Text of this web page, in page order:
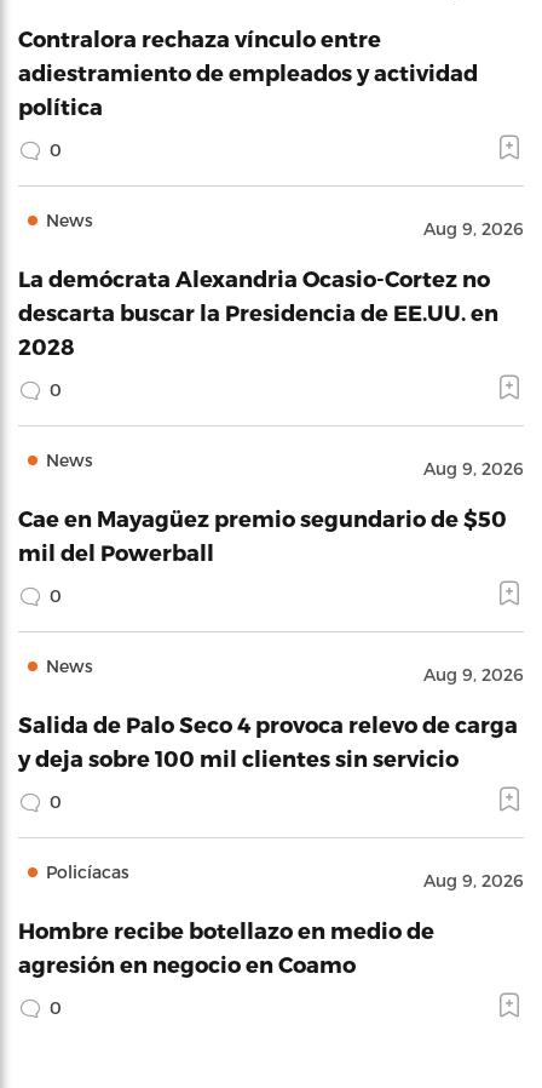
Contralora rechaza vínculo entre
adiestramiento de empleados y actividad
política
0
News Aug 9, 2026
La demócrata Alexandria Ocasio-Cortez no
descarta buscar la Presidencia de EE.UU. en
2028
0
News Aug 9, 2026
Cae en Mayagüez premio segundario de $50
mil del Powerball
0
News Aug 9, 2026
Salida de Palo Seco 4 provoca relevo de carga
y deja sobre 100 mil clientes sin servicio
0
Policíacas Aug 9, 2026
Hombre recibe botellazo en medio de
agresión en negocio en Coamo
0